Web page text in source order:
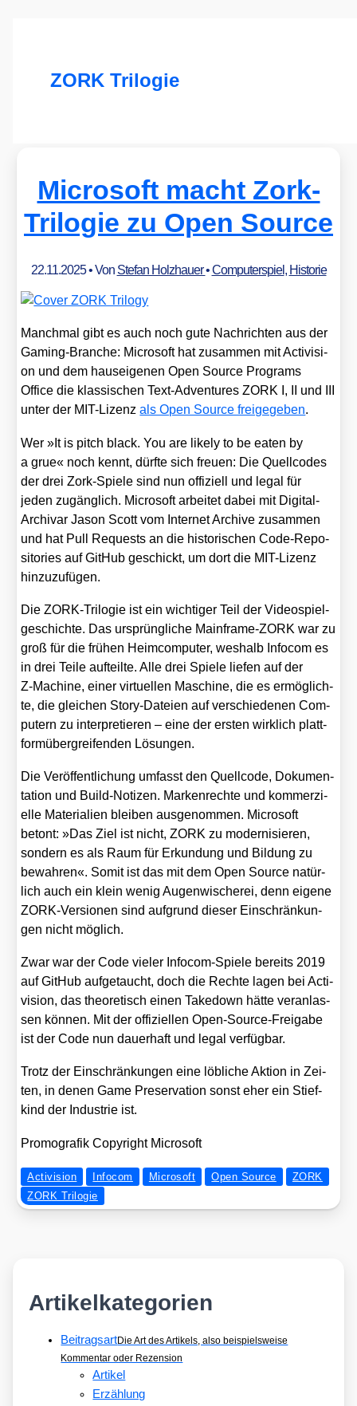
ZORK Trilogie
Microsoft macht Zork-
Trilogie zu Open Source
22.11.2025• Von Stefan Holzhauer•Computerspiel, Historie
Manch­mal gibt es auch noch gute Nach­rich­ten aus der
Gam­ing-Bran­che: Micro­soft hat zusam­men mit Acti­vi­si­
on und dem haus­ei­ge­nen Open Source Pro­grams
Office die klas­si­schen Text-Adven­tures ZORK I, II und III
unter der MIT-Lizenzals Open Source frei­ge­ge­ben.
Wer »It is pitch black. You are likely to be eaten by
a grue« noch kennt, dürf­te sich freu­en: Die Quell­codes
der drei Zork-Spie­le sind nun offi­zi­ell und legal für
jeden zugäng­lich. Micro­soft arbei­tet dabei mit Digi­tal-
Archi­var Jason Scott vom Inter­net Archi­ve zusam­men
und hat Pull Requests an die his­to­ri­schen Code-Repo­
si­to­ries auf Git­Hub geschickt, um dort die MIT-Lizenz
hin­zu­zu­fü­gen.
Die ZORK-Tri­lo­gie ist ein wich­ti­ger Teil der Video­spiel­
ge­schich­te. Das ursprüng­li­che Main­frame-ZORK war zu
groß für die frü­hen Heim­com­pu­ter, wes­halb Info­com es
in drei Tei­le auf­teil­te. Alle drei Spie­le lie­fen auf der
Z‑Machine, einer vir­tu­el­len Maschi­ne, die es ermög­lich­
te, die glei­chen Sto­ry-Datei­en auf ver­schie­de­nen Com­
pu­tern zu inter­pre­tie­ren – eine der ers­ten wirk­lich platt­
form­über­grei­fen­den Lösun­gen.
Die Ver­öf­fent­li­chung umfasst den Quell­code, Doku­men­
ta­ti­on und Build-Noti­zen. Mar­ken­rech­te und kom­mer­zi­
el­le Mate­ria­li­en blei­ben aus­ge­nom­men. Micro­soft
betont: »Das Ziel ist nicht, ZORK zu moder­ni­sie­ren,
son­dern es als Raum für Erkun­dung und Bil­dung zu
bewah­ren«. Somit ist das mit dem Open Source natür­
lich auch ein klein wenig Augen­wi­sche­rei, denn eige­ne
ZORK-Ver­sio­nen sind auf­grund die­ser Ein­schrän­kun­
gen nicht mög­lich.
Zwar war der Code vie­ler Info­com-Spie­le bereits 2019
auf Git­Hub auf­ge­taucht, doch die Rech­te lagen bei Acti­
vi­si­on, das theo­re­tisch einen Take­down hät­te ver­an­las­
sen kön­nen. Mit der offi­zi­el­len Open-Source-Frei­ga­be
ist der Code nun dau­er­haft und legal ver­füg­bar.
Trotz der Ein­schrän­kun­gen eine löb­li­che Akti­on in Zei­
ten, in denen Game Pre­ser­va­ti­on sonst eher ein Stief­
kind der Indus­trie ist.
Pro­mo­gra­fik Copy­right Micro­soft
Activision Infocom Microsoft Open Source
ZORK
ZORK Trilogie
Artikelkategorien
BeitragsartDie Art des Artikels, also beispielsweise
Kommentar oder Rezension
Artikel
Erzählung